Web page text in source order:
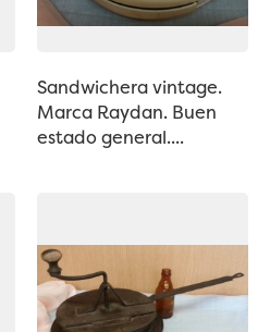
Sandwichera vintage.
Marca Raydan. Buen
estado general....